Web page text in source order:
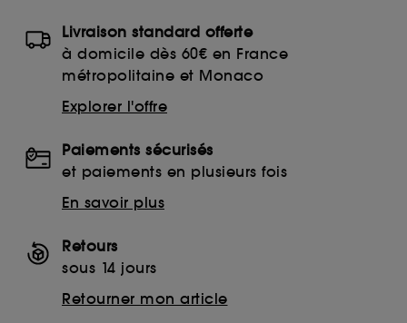
Livraison standard offerte
à domicile dès 60€ en France
métropolitaine et Monaco
Explorer l'offre
Paiements sécurisés
et paiements en plusieurs fois
En savoir plus
Retours
sous 14 jours
Retourner mon article